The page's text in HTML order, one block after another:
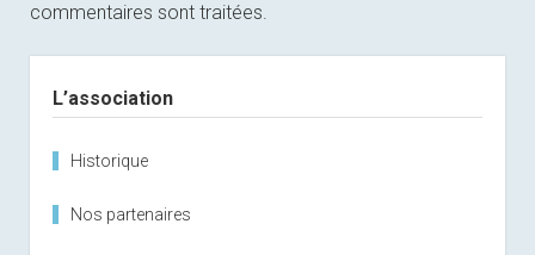
commentaires sont traitées.
L’association
Historique
Nos partenaires